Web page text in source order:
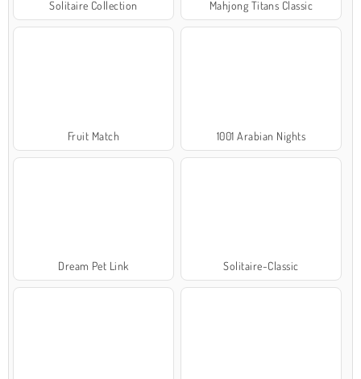
Solitaire Collection Mahjong Titans Classic
Fruit Match 1001 Arabian Nights
Dream Pet Link Solitaire-Classic